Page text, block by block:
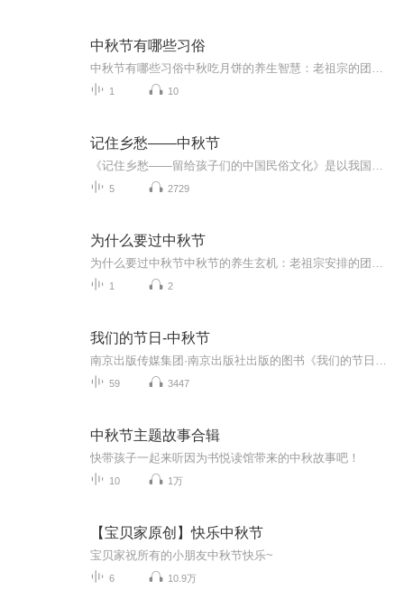
中秋节有哪些习俗
1 10
记住乡愁——中秋节
5 2729
为什么要过中秋节
1 2
我们的节日-中秋节
59 3447
中秋节主题故事合辑
快带孩子一起来听因为书悦读馆带来的中秋故事吧！
10 1万
【宝贝家原创】快乐中秋节
宝贝家祝所有的小朋友中秋节快乐~
6 10.9万